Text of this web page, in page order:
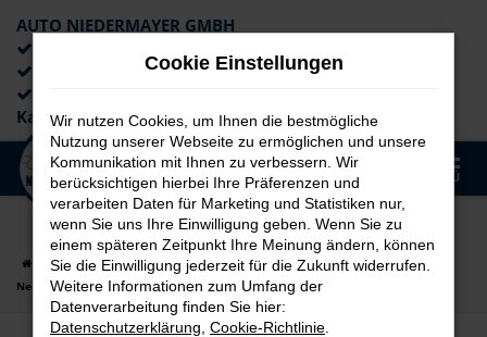
Zum
Hauptinhalt
springen
AUTO NIEDERMAYER GMBH
Lieferung an die Haustür
Kaufabwicklung
MENÜ
Startseite Passau Seat Seat Ateca
Seat Ateca für Passau
Neuwagen Top Angebote
Cookie Einstellungen
Wir nutzen Cookies, um Ihnen die bestmögliche
Nutzung unserer Webseite zu ermöglichen und unsere
Kommunikation mit Ihnen zu verbessern. Wir
berücksichtigen hierbei Ihre Präferenzen und
verarbeiten Daten für Marketing und Statistiken nur,
wenn Sie uns Ihre Einwilligung geben. Wenn Sie zu
einem späteren Zeitpunkt Ihre Meinung ändern, können
Sie die Einwilligung jederzeit für die Zukunft widerrufen.
Weitere Informationen zum Umfang der
Datenverarbeitung finden Sie hier:
Datenschutzerklärung Cookie-Richtlinie